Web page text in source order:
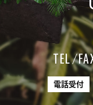
TEL
電話受付